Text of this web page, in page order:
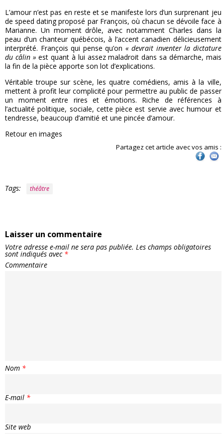
L’amour n’est pas en reste et se manifeste lors d’un surprenant jeu
de speed dating proposé par François, où chacun se dévoile face à
Marianne. Un moment drôle, avec notamment Charles dans la
peau d’un chanteur québécois, à l’accent canadien délicieusement
interprété. François qui pense qu’on « devrait inventer la dictature
du câlin » est quant à lui assez maladroit dans sa démarche, mais
la fin de la pièce apporte son lot d’explications.
Véritable troupe sur scène, les quatre comédiens, amis à la ville,
mettent à profit leur complicité pour permettre au public de passer
un moment entre rires et émotions. Riche de références à
l’actualité politique, sociale, cette pièce est servie avec humour et
tendresse, beaucoup d’amitié et une pincée d’amour.
Retour en images
Partagez cet article avec vos amis :
Tags: théâtre
Laisser un commentaire
Votre adresse e-mail ne sera pas publiée. Les champs obligatoires
sont indiqués avec *
Commentaire
Nom *
E-mail *
Site web